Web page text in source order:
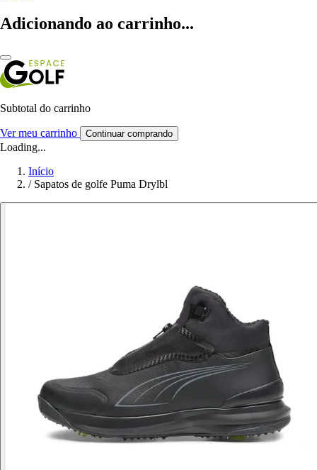
Adicionando ao carrinho...
Subtotal do carrinho
Ver meu carrinho Continuar comprando
Loading...
Início
/ Sapatos de golfe Puma Drylbl